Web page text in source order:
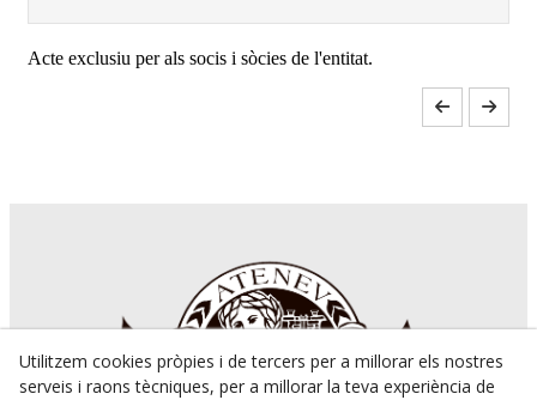
Acte exclusiu per als socis i sòcies de l'entitat.
Utilitzem cookies pròpies i de tercers per a millorar els nostres
serveis i raons tècniques, per a millorar la teva experiència de